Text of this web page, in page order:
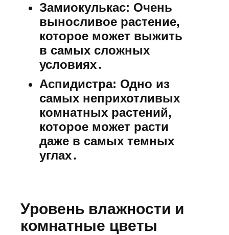
Замиокулькас: Очень
выносливое растение,
которое может выжить
в самых сложных
условиях․
Аспидистра: Одно из
самых неприхотливых
комнатных растений,
которое может расти
даже в самых темных
углах․
Уровень влажности и
комнатные цветы